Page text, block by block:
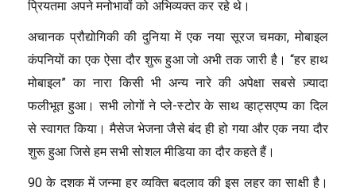
प्रियतमा अपने मनोभावों को अभिव्यक्त कर रहे थे।
अचानक प्रौद्योगिकी की दुनिया में एक नया सूरज चमका, मोबाइल
कंपनियों का एक ऐसा दौर शुरू हुआ जो अभी तक जारी है। “हर हाथ
मोबाइल” का नारा किसी भी अन्य नारे की अपेक्षा सबसे ज़्यादा
फलीभूत हुआ। सभी लोगों ने प्ले-स्टोर के साथ व्हाट्सएप्प का दिल
से स्वागत किया। मैसेज भेजना जैसे बंद ही हो गया और एक नया दौर
शुरू हुआ जिसे हम सभी सोशल मीडिया का दौर कहते हैं।
90 के दशक में जन्मा हर व्यक्ति बदलाव की इस लहर का साक्षी है।